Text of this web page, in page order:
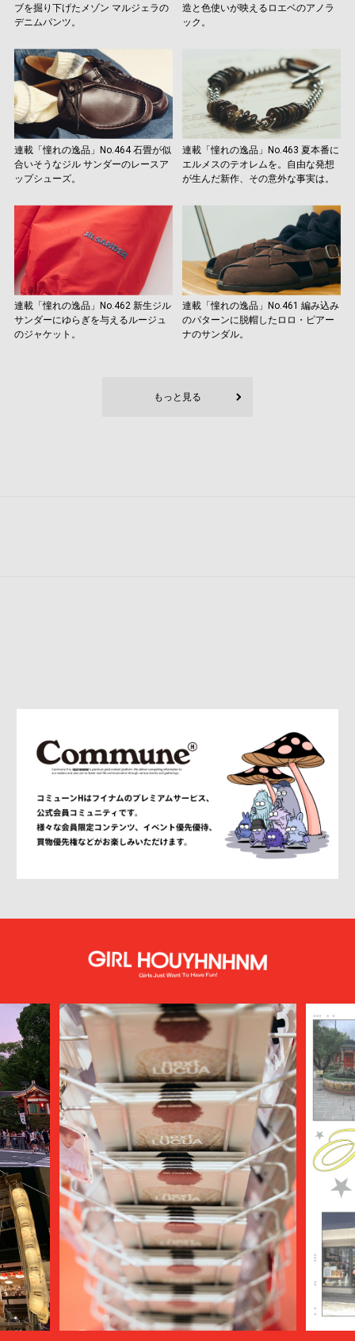
ブを掘り下げたメゾン マルジェラの
デニムパンツ。
造と色使いが映えるロエベのアノラ
ック。
連載「憧れの逸品」No.464 石畳が似
合いそうなジル サンダーのレースア
ップシューズ。
連載「憧れの逸品」No.463 夏本番に
エルメスのテオレムを。自由な発想
が生んだ新作、その意外な事実は。
連載「憧れの逸品」No.462 新生ジル
サンダーにゆらぎを与えるルージュ
のジャケット。
連載「憧れの逸品」No.461 編み込み
のパターンに脱帽したロロ・ピアー
ナのサンダル。
もっと見る